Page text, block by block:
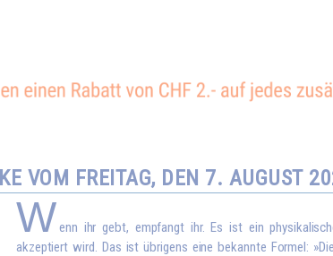
VOM FREITAG, DEN 7. AUGUST
Wenn ihr gebt, empfangt ihr. Es ist ein
akzeptiert wird. Das ist übrigens eine bekannte Formel: